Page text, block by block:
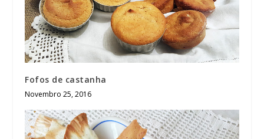
Fofos de castanha
Novembro 25, 2016